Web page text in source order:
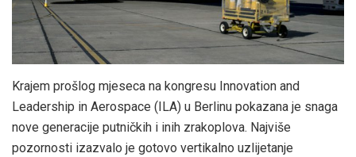
Krajem prošlog mjeseca na kongresu Innovation and
Leadership in Aerospace (ILA) u Berlinu pokazana je snaga
nove generacije putničkih i inih zrakoplova. Najviše
pozornosti izazvalo je gotovo vertikalno uzlijetanje